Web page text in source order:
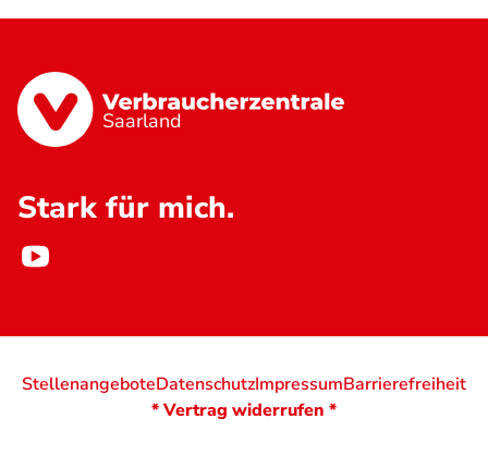
Saarland
Stark für mich.
StellenangeboteDatenschutzImpressumBarrierefreiheit
* Vertrag widerrufen *